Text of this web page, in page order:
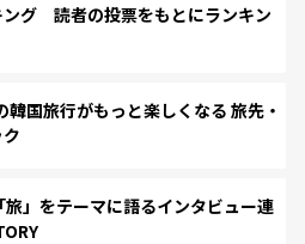
ング 読者の投票をもとにランキン
国旅行がもっと楽しくなる 旅先・
」をテーマに語るインタビュー連